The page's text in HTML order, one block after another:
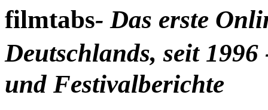
filmtabs- Das erste
Deutschlands, seit
und Festivalberichte